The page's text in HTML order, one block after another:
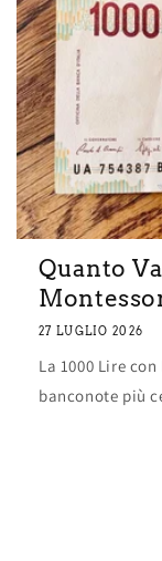
Quanto
27 LUGLIO 2026
La 1000 Lire
banconote più